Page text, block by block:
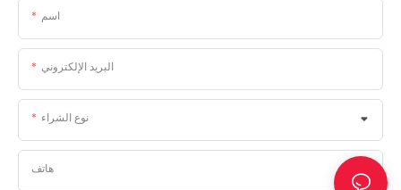
اسم
البريد الإلكتروني
نوع الشراء
هاتف